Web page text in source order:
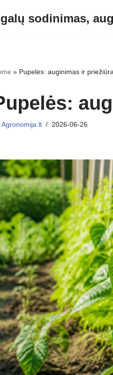
sodinimas,
» Pupelės: auginimas ir priežiūra
Agronomija.lt 2026-06-26